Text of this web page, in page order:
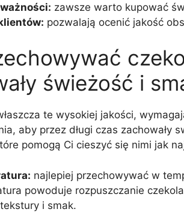
zawsze warto kupować
pozwalają ocenić jakość
świeżość i
te wysokiej jakości,
aby przez długi czas zachowały
pomogą Ci cieszyć się nimi jak
najlepiej przechowywać w
powoduje rozpuszczanie
i smak.